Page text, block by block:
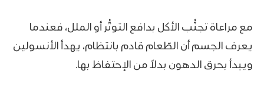
مع مراعاة تجنُّب الأكل بدافع التوتُّر أو الملل، فعندما
يعرف الجسم أن الطّعام قادم بانتظام، يهدأ الأنسولين
ويبدأ بحرق الدهون بدلاً من الإحتفاظ بها.